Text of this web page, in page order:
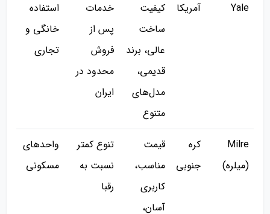
Yale آمریکا
کیفیت
ساخت
عالی، برند
قدیمی،
مدل‌های
متنوع
خدمات
پس از
فروش
محدود در
ایران
استفاده
خانگی و
تجاری
Milre
(میلره)
کره
جنوبی
قیمت
مناسب،
کاربری
آسان،
تنوع کمتر
نسبت به
رقبا
واحدهای
مسکونی